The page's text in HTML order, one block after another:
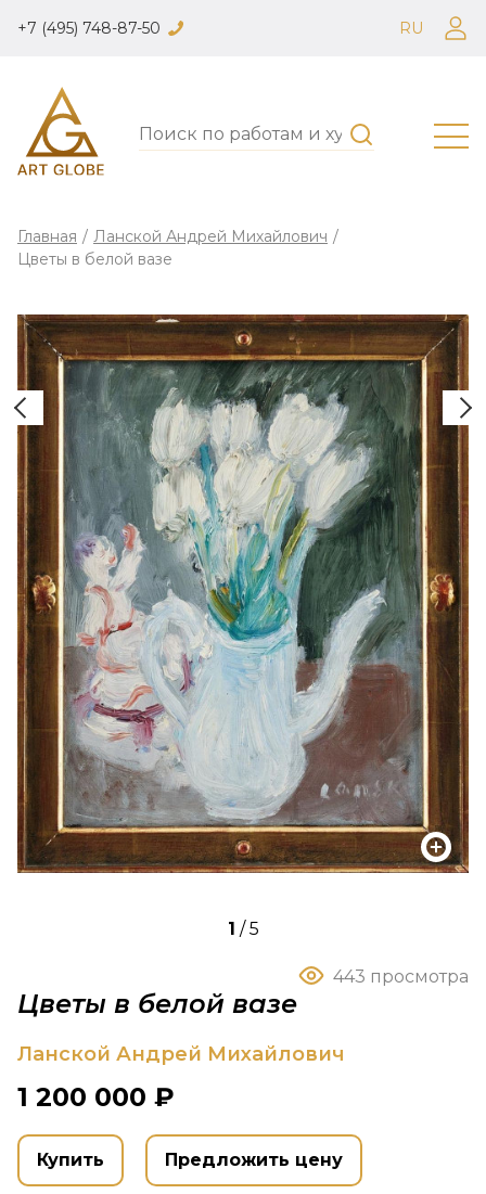
+7 (495) 748-87-50 RU
Главная / Ланской Андрей Михайлович /
Цветы в белой вазе
1 /5
443 просмотра
Цветы в белой вазе
Ланской Андрей Михайлович
1 200 000 ₽
Купить Предложить цену